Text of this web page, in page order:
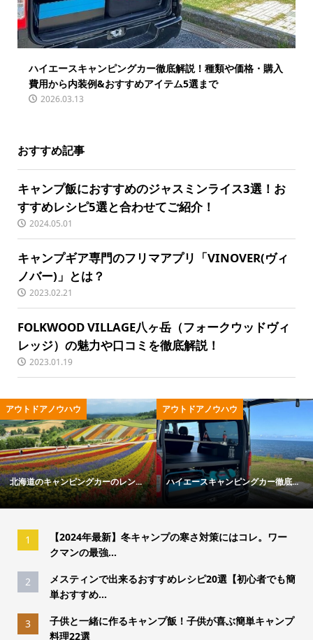
ハイエースキャンピングカー徹底解説！種類や価格・購入
費用から内装例&おすすめアイテム5選まで
2026.03.13
おすすめ記事
キャンプ飯におすすめのジャスミンライス3選！お
すすめレシピ5選と合わせてご紹介！
2024.05.01
キャンプギア専門のフリマアプリ「VINOVER(ヴィ
ノバー)」とは？
2023.02.21
FOLKWOOD VILLAGE八ヶ岳（フォークウッドヴィ
レッジ）の魅力や口コミを徹底解説！
2023.01.19
ピングカー徹底...
アウトドア用品
冬キャンプの寒さ対策ガイド｜失...
キャンプ用品
「トウキョウ
1
【2024年最新】冬キャンプの寒さ対策にはコレ。ワー
クマンの最強...
2
メスティンで出来るおすすめレシピ20選【初心者でも簡
単おすすめ...
3
子供と一緒に作るキャンプ飯！子供が喜ぶ簡単キャンプ
料理22選